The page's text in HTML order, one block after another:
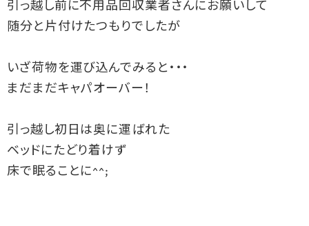
引っ越し前に不用品回収業者さんにお願いして
随分と片付けたつもりでしたが
いざ荷物を運び込んでみると・・・
まだまだキャパオーバー！
引っ越し初日は奥に運ばれた
ベッドにたどり着けず
床で眠ることに^^;